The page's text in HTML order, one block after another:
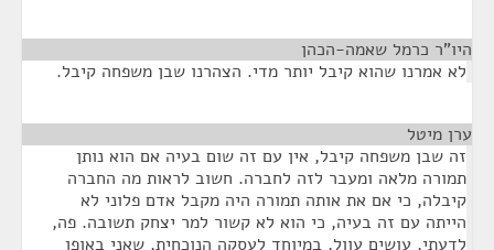
היו"ר כרמל שאמה-הכהן
לא אמרנו שהוא קיבל יותר מדי. הצהרנו שבן משפחה קיבל.
ערן מיטל
זה שבן משפחה קיבל, אין עם זה שום בעיה אם הוא נותן
תמורה מלאה ומעבר לזה לחברה. חשוב לראות מה החברה
קיבלה, כי אם את אותה תמורה היה מקבל אדם פלוני לא
הייתה עם זה בעיה, כי הוא לא קשור למר יצחק תשובה. פה,
לדעתי, עושים עוול, במיוחד לעסקה הנוכחית, שאני באופן